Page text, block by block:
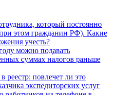
который постоянно
этом гражданин РФ). Какие
учесть?
можно подавать
суммах налогов раньше
реестр: повлечет ли это
экспедиторских услуг